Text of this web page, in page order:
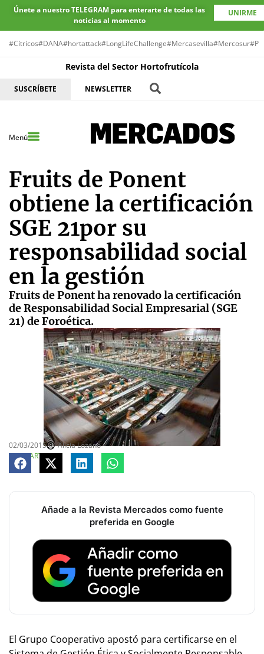
Únete a nuestro TELEGRAM para enterarte de todas las
noticias al momento
UNIRME
#Cítricos#DANA#hortattack#LongLifeChallenge#Mercasevilla#Mercosur
Revista del Sector Hortofrutícola
SUSCRÍBETE NEWSLETTER
Menú
Fruits de Ponent
obtiene la certificación
SGE 21por su
responsabilidad social
en la gestión
Fruits de Ponent ha renovado la certificación
de Responsabilidad Social Empresarial (SGE
21) de Foroética.
02/03/2015
Alicia Lozano
COMPARTE
Añade a la Revista Mercados como fuente
preferida en Google
El Grupo Cooperativo apostó para certificarse en el